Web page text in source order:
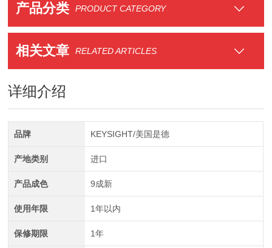
产品分类 PRODUCT CATEGORY
相关文章 RELATED ARTICLES
详细介绍
品牌 KEYSIGHT/美国是德
产地类别 进口
产品成色 9成新
使用年限 1年以内
保修期限 1年